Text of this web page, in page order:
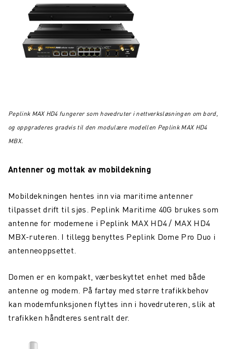
Peplink MAX HD4 fungerer som hovedruter i nettverksløsningen om bord,
og oppgraderes gradvis til den modulære modellen Peplink MAX HD4
MBX.
Antenner og mottak av mobildekning
Mobildekningen hentes inn via maritime antenner
tilpasset drift til sjøs. Peplink Maritime 40G brukes som
antenne for modemene i Peplink MAX HD4 / MAX HD4
MBX-ruteren. I tillegg benyttes Peplink Dome Pro Duo i
antenneoppsettet.
Domen er en kompakt, værbeskyttet enhet med både
antenne og modem. På fartøy med større trafikkbehov
kan modemfunksjonen flyttes inn i hovedruteren, slik at
trafikken håndteres sentralt der.